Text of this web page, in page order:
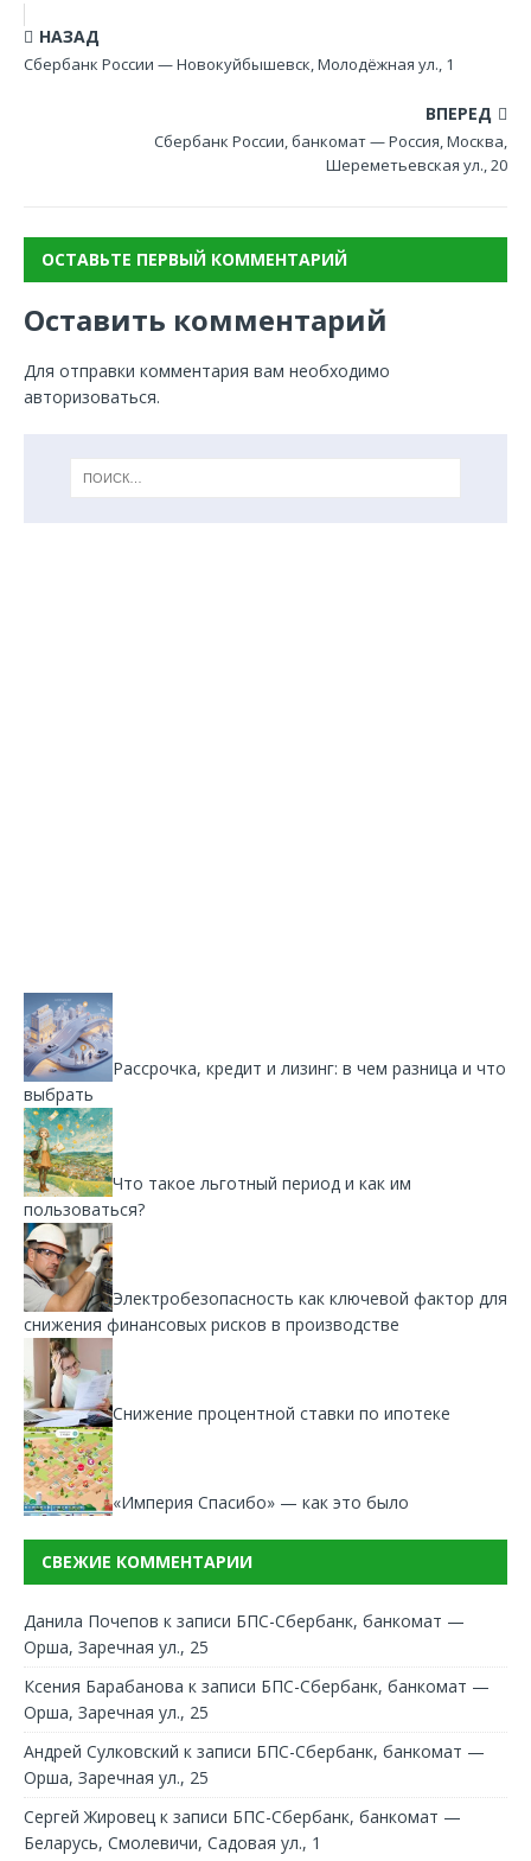
НАЗАД
Сбербанк России — Новокуйбышевск, Молодёжная ул., 1
ВПЕРЕД
Сбербанк России, банкомат — Россия, Москва,
Шереметьевская ул., 20
ОСТАВЬТЕ ПЕРВЫЙ КОММЕНТАРИЙ
Оставить комментарий
Для отправки комментария вам необходимо
авторизоваться.
Рассрочка, кредит и лизинг: в чем разница и что
выбрать
Что такое льготный период и как им
пользоваться?
Электробезопасность как ключевой фактор для
снижения финансовых рисков в производстве
Снижение процентной ставки по ипотеке
«Империя Спасибо» — как это было
СВЕЖИЕ КОММЕНТАРИИ
Данила Почепов к записи БПС-Сбербанк, банкомат —
Орша, Заречная ул., 25
Ксения Барабанова к записи БПС-Сбербанк, банкомат —
Орша, Заречная ул., 25
Андрей Сулковский к записи БПС-Сбербанк, банкомат —
Орша, Заречная ул., 25
Сергей Жировец к записи БПС-Сбербанк, банкомат —
Беларусь, Смолевичи, Садовая ул., 1